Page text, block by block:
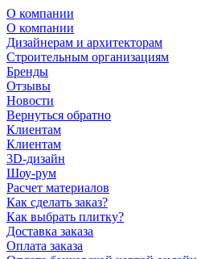
О компании
О компании
Дизайнерам и архитекторам
Строительным организациям
Бренды
Отзывы
Новости
Вернуться обратно
Клиентам
Клиентам
3D-дизайн
Шоу-рум
Расчет материалов
Как сделать заказ?
Как выбрать плитку?
Доставка заказа
Оплата заказа